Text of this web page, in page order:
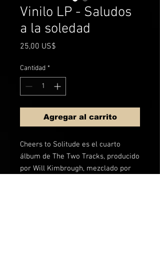
Vinilo LP - Saludos
a la soledad
25,00 US$
Cantidad *
Agregar al carrito
Cheers to Solitude es el cuarto
álbum de The Two Tracks, producido
por Will Kimbrough, mezclado por